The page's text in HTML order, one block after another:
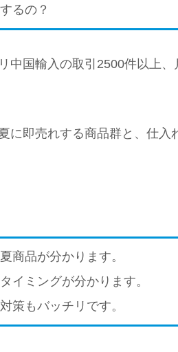
るの？
中国輸入の取引2500件以上
に即売れする商品群と、仕入
商品が分かります。
イミングが分かります。
策もバッチリです。